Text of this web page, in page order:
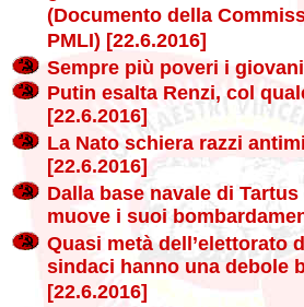
(Documento della
PMLI) [22.6.2016]
Sempre più poveri i
Putin esalta Renzi, col
[22.6.2016]
La Nato schiera razzi
[22.6.2016]
Dalla base navale di
muove i suoi
Quasi metà dell’elettorato
sindaci hanno una debole
[22.6.2016]